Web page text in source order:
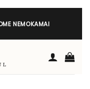
NEMOKAMAI